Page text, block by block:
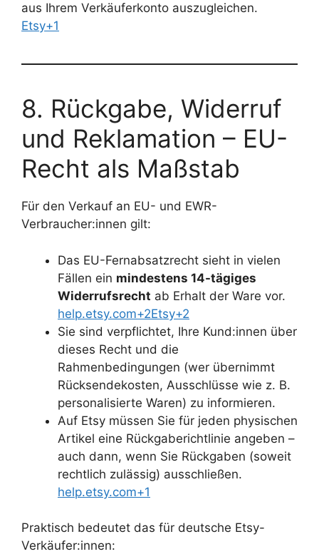
aus Ihrem Verkäuferkonto auszugleichen.
Etsy+1
8. Rückgabe, Widerruf
und Reklamation – EU-
Recht als Maßstab
Für den Verkauf an EU- und EWR-
Verbraucher:innen gilt:
Das EU-Fernabsatzrecht sieht in vielen
Fällen ein mindestens 14-tägiges
Widerrufsrecht ab Erhalt der Ware vor.
help.etsy.com+2Etsy+2
Sie sind verpflichtet, Ihre Kund:innen über
dieses Recht und die
Rahmenbedingungen (wer übernimmt
Rücksendekosten, Ausschlüsse wie z. B.
personalisierte Waren) zu informieren.
Auf Etsy müssen Sie für jeden physischen
Artikel eine Rückgaberichtlinie angeben –
auch dann, wenn Sie Rückgaben (soweit
rechtlich zulässig) ausschließen.
help.etsy.com+1
Praktisch bedeutet das für deutsche Etsy-
Verkäufer:innen: